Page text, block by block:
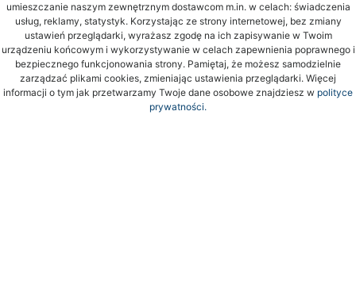
umieszczanie naszym zewnętrznym dostawcom m.in. w celach: świadczenia
usług, reklamy, statystyk. Korzystając ze strony internetowej, bez zmiany
ustawień przeglądarki, wyrażasz zgodę na ich zapisywanie w Twoim
urządzeniu końcowym i wykorzystywanie w celach zapewnienia poprawnego i
bezpiecznego funkcjonowania strony. Pamiętaj, że możesz samodzielnie
zarządzać plikami cookies, zmieniając ustawienia przeglądarki. Więcej
informacji o tym jak przetwarzamy Twoje dane osobowe znajdziesz w polityce
prywatności.